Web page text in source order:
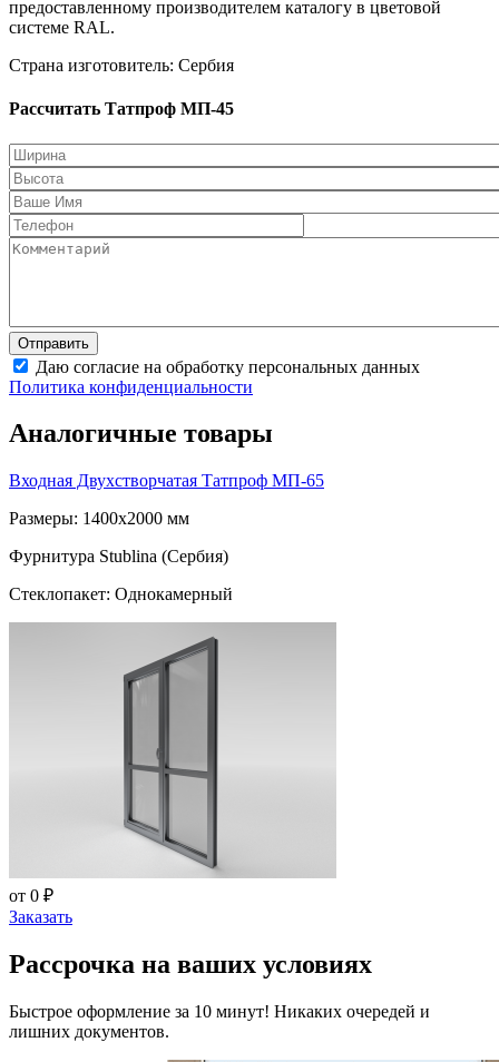
предоставленному производителем каталогу в цветовой
системе RAL.
Страна изготовитель: Сербия
Рассчитать Татпроф МП-45
Даю согласие на обработку персональных данных
Политика конфиденциальности
Аналогичные товары
Входная Двухстворчатая Татпроф МП-65
Размеры: 1400x2000 мм
Фурнитура Stublina (Сербия)
Стеклопакет: Однокамерный
от 0 ₽
Заказать
Рассрочка на ваших условиях
Быстрое оформление за 10 минут! Никаких очередей и
лишних документов.